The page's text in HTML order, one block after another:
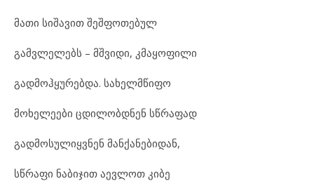
მათი სიშავით შეშფოთებულ
გამვლელებს – მშვიდი, კმაყოფილი
გადმოჰყურებდა. სახელმწიფო
მოხელეები ცდილობდნენ სწრაფად
გადმოსულიყვნენ მანქანებიდან,
სწრაფი ნაბიჯით აევლოთ კიბე